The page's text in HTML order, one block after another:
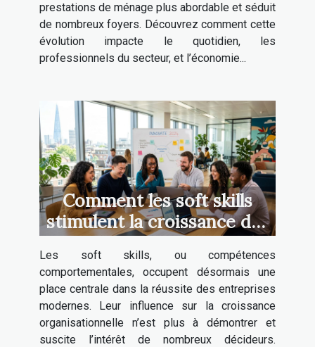
prestations de ménage plus abordable et séduit
de nombreux foyers. Découvrez comment cette
évolution impacte le quotidien, les
professionnels du secteur, et l’économie...
Comment les soft skills
stimulent la croissance des
entreprises ?
Les soft skills, ou compétences
comportementales, occupent désormais une
place centrale dans la réussite des entreprises
modernes. Leur influence sur la croissance
organisationnelle n’est plus à démontrer et
suscite l’intérêt de nombreux décideurs.